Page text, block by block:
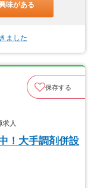
味がある
ました
保存する
人
！大手調剤併設